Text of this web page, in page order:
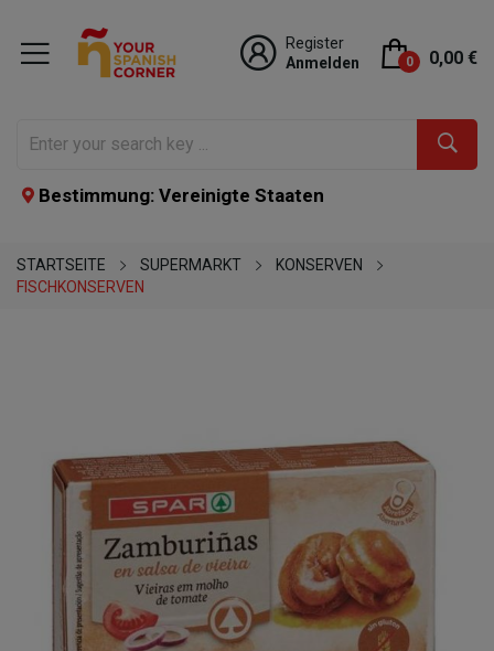
Register
Anmelden
0 0,00 €
Bestimmung: Vereinigte Staaten
STARTSEITE SUPERMARKT
KONSERVEN
FISCHKONSERVEN